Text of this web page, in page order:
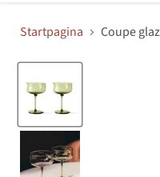
Startpagina Coupe